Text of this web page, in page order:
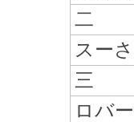
二
スー
三
ロバ